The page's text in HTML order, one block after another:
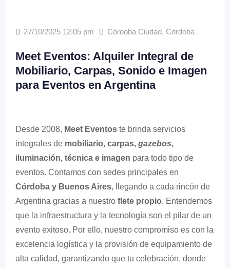
27/10/2025 12:05 pm Córdoba Ciudad, Córdoba
Meet Eventos: Alquiler Integral de
Mobiliario, Carpas, Sonido e Imagen
para Eventos en Argentina
Desde 2008, Meet Eventos te brinda servicios
integrales de mobiliario, carpas, gazebos,
iluminación, técnica e imagen para todo tipo de
eventos. Contamos con sedes principales en
Córdoba y Buenos Aires, llegando a cada rincón de
Argentina gracias a nuestro flete propio. Entendemos
que la infraestructura y la tecnología son el pilar de un
evento exitoso. Por ello, nuestro compromiso es con la
excelencia logística y la provisión de equipamiento de
alta calidad, garantizando que tu celebración, donde